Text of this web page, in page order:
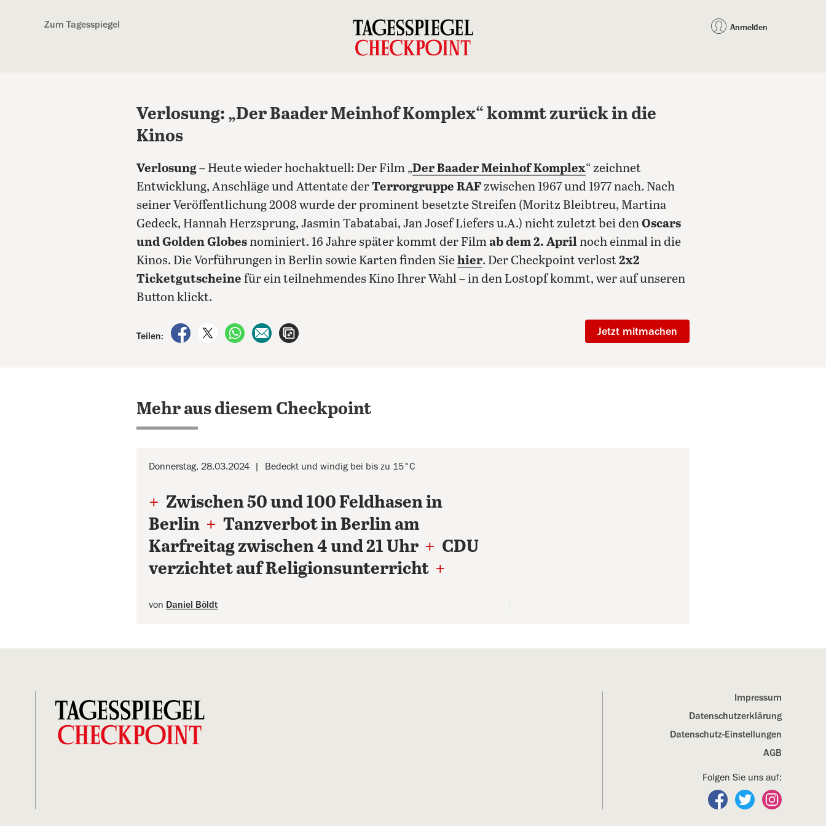
Zum Tagesspiegel Anmelden
Verlosung: „Der Baader Meinhof Komplex“ kommt zurück in die
Kinos
Verlosung – Heute wieder hochaktuell: Der Film „Der Baader Meinhof Komplex“ zeichnet
Entwicklung, Anschläge und Attentate derTerrorgruppe RAF zwischen 1967 und 1977 nach. Nach
seiner Veröffentlichung 2008 wurde der prominent besetzte Streifen (Moritz Bleibtreu, Martina
Gedeck, Hannah Herzsprung, Jasmin Tabatabai, Jan Josef Liefers u.A.) nicht zuletzt bei denOscars
und Golden Globesnominiert. 16 Jahre später kommt der Filmab dem 2. Aprilnoch einmal in die
Kinos. Die Vorführungen in Berlin sowie Karten finden Siehier. Der Checkpoint verlost 2x2
Ticketgutscheine für ein teilnehmendes Kino Ihrer Wahl – in den Lostopf kommt, wer auf unseren
Button klickt.
Teilen:
auf Facebook teilen
auf X teilenper WhatsApp teilen
per E-Mail teilen Jetzt mitmachen
Mehr aus diesem Checkpoint
Donnerstag, 28.03.2024 Bedeckt und windig bei bis zu 15°C
+ Zwischen 50 und 100 Feldhasen in
Berlin + Tanzverbot in Berlin am
Karfreitag zwischen 4 und 21 Uhr + CDU
verzichtet auf Religionsunterricht +
von Daniel Böldt
Impressum
Datenschutz­erklärung
Datenschutz-Einstellungen
AGB
Folgen Sie uns auf:
Folgen Sie uns auf
Folgen Sie uns